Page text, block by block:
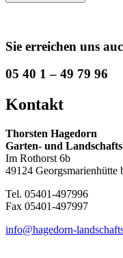
Sie erreichen uns
05 40 1 – 49 79 96
Kontakt
Thorsten Hagedorn
Garten- und
Im Rothorst 6b
49124 Georgsmarienhütte
Tel. 05401-497996
Fax 05401-497997
info@hagedorn-